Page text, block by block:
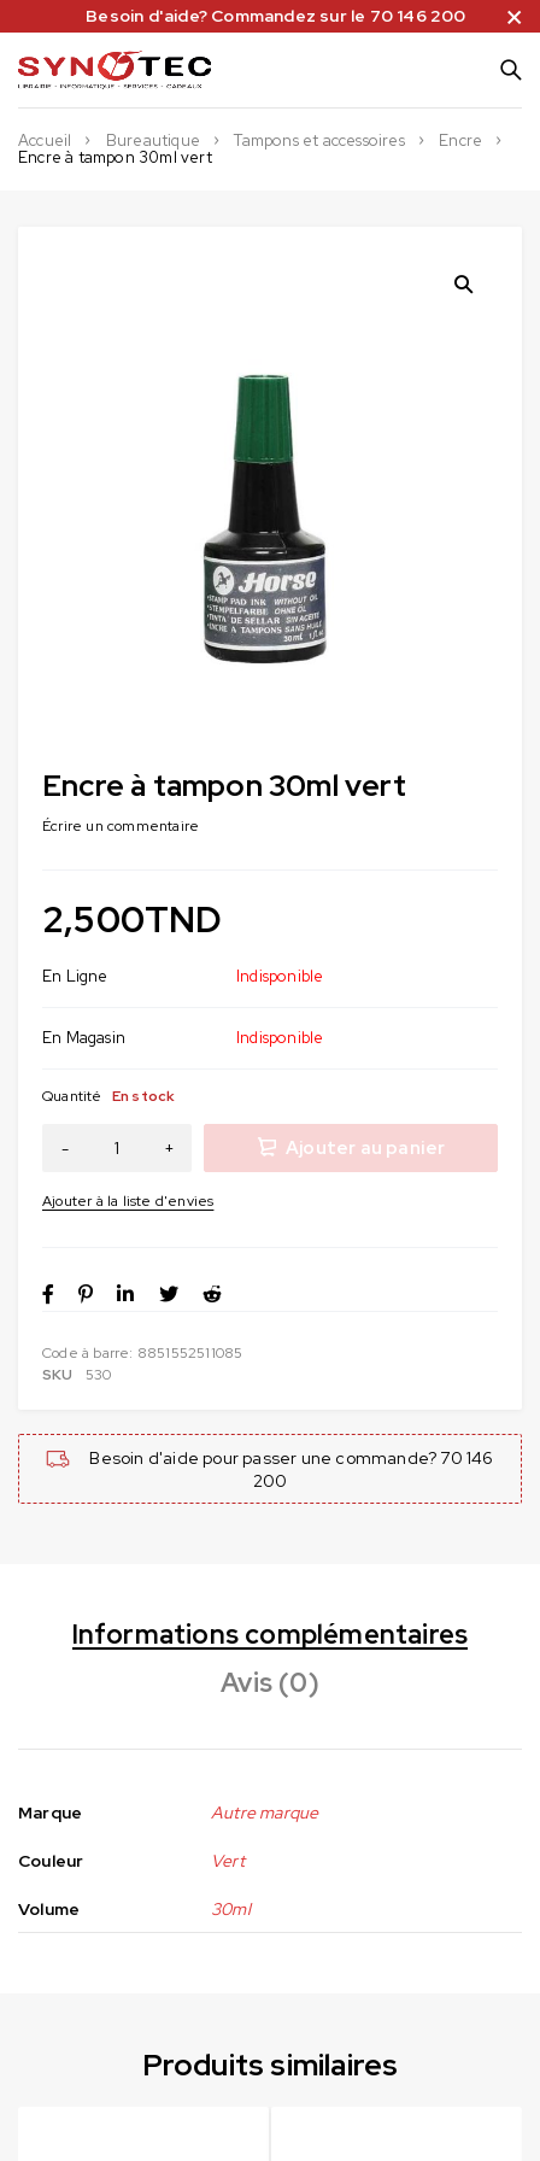
Besoin d'aide? Commandez sur le 70 146 200
Accueil Bureautique Tampons et accessoires
Encre
Encre à tampon 30ml vert
Encre à tampon 30ml vert
Écrire un commentaire
2,500TND
En Ligne Indisponible
En Magasin Indisponible
Quantité En stock
Ajouter au panier
Code à barre: 8851552511085
SKU
530
Besoin d'aide pour passer une commande? 70 146
200
Informations complémentaires
Avis (0)
Marque Autre marque
Couleur Vert
Volume 30ml
Produits similaires